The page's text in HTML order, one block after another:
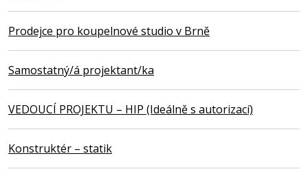
Prodejce pro koupelnové studio v Brně
Samostatný/á projektant/ka
VEDOUCÍ PROJEKTU – HIP (Ideálně s autorizací)
Konstruktér – statik